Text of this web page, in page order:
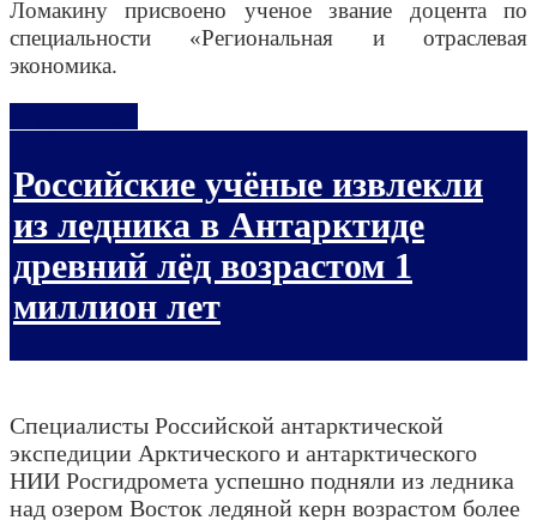
Ломакину присвоено ученое звание доцента по
специальности «Региональная и отраслевая
экономика.
Российские учёные извлекли
из ледника в Антарктиде
древний лёд возрастом 1
миллион лет
Специалисты Российской антарктической
экспедиции Арктического и антарктического
НИИ Росгидромета успешно подняли из ледника
над озером Восток ледяной керн возрастом более